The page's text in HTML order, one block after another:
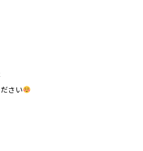
さい